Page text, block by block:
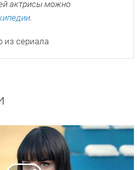
актрисы можно
.
из сериала